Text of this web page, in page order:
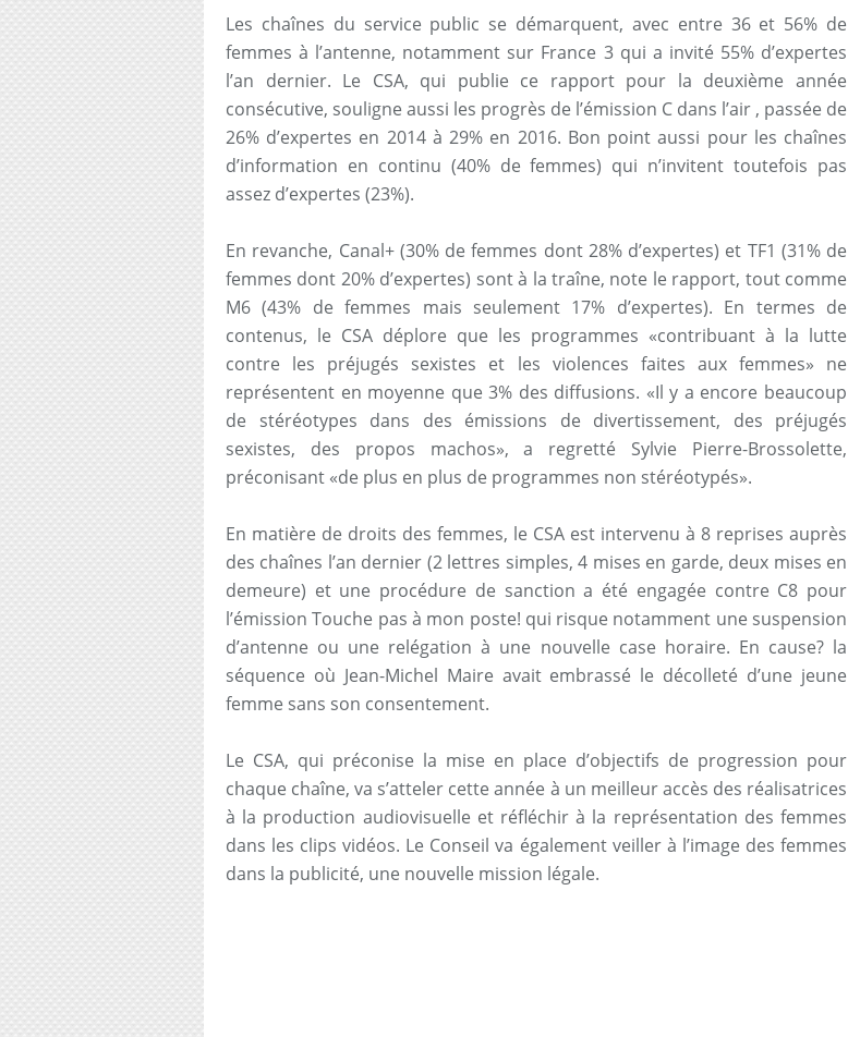
Les chaînes du service public se démarquent, avec entre 36 et 56% de
femmes à l’antenne, notamment sur France 3 qui a invité 55% d’expertes
l’an dernier. Le CSA, qui publie ce rapport pour la deuxième année
consécutive, souligne aussi les progrès de l’émission C dans l’air , passée de
26% d’expertes en 2014 à 29% en 2016. Bon point aussi pour les chaînes
d’information en continu (40% de femmes) qui n’invitent toutefois pas
assez d’expertes (23%).
En revanche, Canal+ (30% de femmes dont 28% d’expertes) et TF1 (31% de
femmes dont 20% d’expertes) sont à la traîne, note le rapport, tout comme
M6 (43% de femmes mais seulement 17% d’expertes). En termes de
contenus, le CSA déplore que les programmes «contribuant à la lutte
contre les préjugés sexistes et les violences faites aux femmes» ne
représentent en moyenne que 3% des diffusions. «Il y a encore beaucoup
de stéréotypes dans des émissions de divertissement, des préjugés
sexistes, des propos machos», a regretté Sylvie Pierre-Brossolette,
préconisant «de plus en plus de programmes non stéréotypés».
En matière de droits des femmes, le CSA est intervenu à 8 reprises auprès
des chaînes l’an dernier (2 lettres simples, 4 mises en garde, deux mises en
demeure) et une procédure de sanction a été engagée contre C8 pour
l’émission Touche pas à mon poste! qui risque notamment une suspension
d’antenne ou une relégation à une nouvelle case horaire. En cause? la
séquence où Jean-Michel Maire avait embrassé le décolleté d’une jeune
femme sans son consentement.
Le CSA, qui préconise la mise en place d’objectifs de progression pour
chaque chaîne, va s’atteler cette année à un meilleur accès des réalisatrices
à la production audiovisuelle et réfléchir à la représentation des femmes
dans les clips vidéos. Le Conseil va également veiller à l’image des femmes
dans la publicité, une nouvelle mission légale.